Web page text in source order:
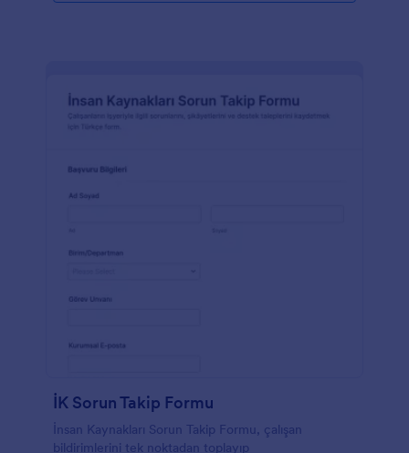
İK Sorun Takip Formu
İnsan Kaynakları Sorun Takip Formu, çalışan
bildirimlerini tek noktadan toplayıp